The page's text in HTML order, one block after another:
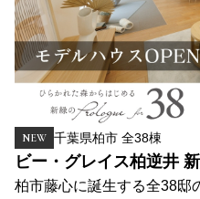
NEW 千葉県柏市 全38棟
ビー・グレイス柏逆井
柏市藤心に誕生する全38